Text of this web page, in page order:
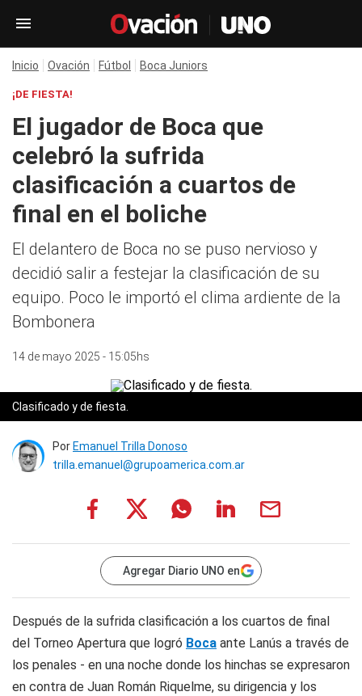
Inicio Ovación Fútbol Boca Juniors
¡DE FIESTA!
El jugador de Boca que
celebró la sufrida
clasificación a cuartos de
final en el boliche
El delantero de Boca no se puso nervioso y
decidió salir a festejar la clasificación de su
equipo. Poco le importó el clima ardiente de la
Bombonera
14 de mayo 2025 - 15:05hs
Clasificado y de fiesta.
Por Emanuel Trilla Donoso
trilla.emanuel@grupoamerica.com.ar
Agregar Diario UNO en
Después de la sufrida clasificación a los cuartos de final
del Torneo Apertura que logró Boca ante Lanús a través de
los penales - en una noche donde los hinchas se expresaron
en contra de Juan Román Riquelme, su dirigencia y los